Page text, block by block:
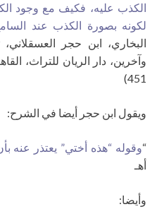
الكذب عليه، فكيف مع وجود
لكونه بصورة الكذب عند
البخاري، ابن حجر
451)
ويقول ابن حجر أيضا في الشرح:
“وقوله “هذه أختي” يعتذر عنه
أهـ
وأيضا: